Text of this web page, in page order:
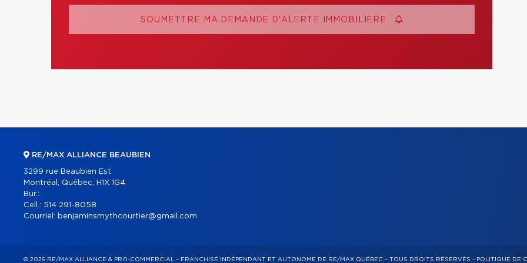
SOUMETTRE MA DEMANDE D'ALERTE IMMOBILIÈRE
RE/MAX ALLIANCE BEAUBIEN
3299 rue Beaubien Est
Montréal, Québec, H1X 1G4
Bur.:
Cell.: 514 291-8058
Courriel: benjaminsmythcourtier@gmail.com
© 2026 RE/MAX ALLIANCE & PRO-COMMERCIAL – FRANCHISÉ INDÉPENDANT ET AUTONOME DE RE/MAX QUÉBEC – TOUS DROITS RÉSERVÉS - POLITIQUE DE